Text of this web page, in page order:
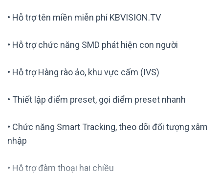
• Hỗ trợ tên miền miễn phí KBVISION.TV
• Hỗ trợ chức năng SMD phát hiện con người
• Hỗ trợ Hàng rào ảo, khu vực cấm (IVS)
• Thiết lập điểm preset, gọi điểm preset nhanh
• Chức năng Smart Tracking, theo dõi đối tượng xâm
nhập
• Hỗ trợ đàm thoại hai chiều